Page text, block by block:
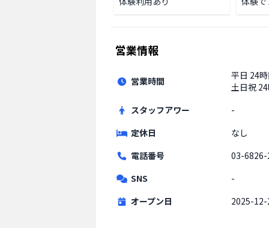
営業情報
営業時間 平日 24
土日祝
スタッフアワー
-
定休日
なし
電話番号
03-6826-
SNS
-
オープン日
2025-